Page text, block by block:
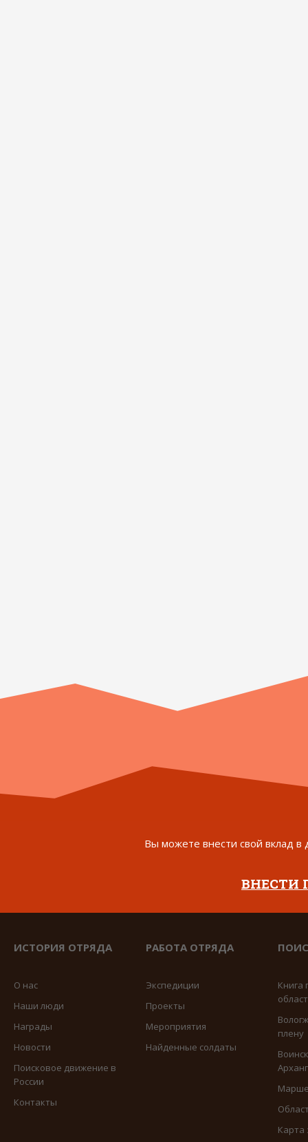
Вы можете внести свой вклад в
ВНЕСТИ
ИСТОРИЯ ОТРЯДА
О нас
Наши люди
Награды
Новости
Поисковое движение в
России
Контакты
РАБОТА ОТРЯДА
Экспедиции
Проекты
Мероприятия
Найденные солдаты
Книга
плену
Карта